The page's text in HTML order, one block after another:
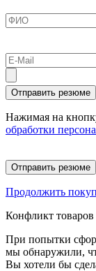
Отправить резюме
Нажимая на
обработки
Отправить резюме
Продолжить
Конфликт товаров
При попытки
мы обнаружили,
Вы хотели бы